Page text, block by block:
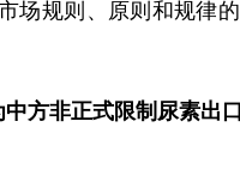
场规则、原则和规律
方非正式限制尿素出